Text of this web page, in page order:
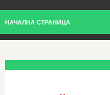
НАЧАЛНА СТРАНИЦА